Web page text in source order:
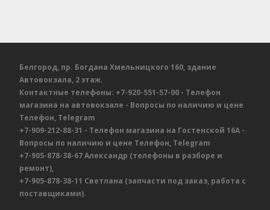
Белгород, пр. Богдана Хмельницкого 160, здание
Автовокзала, 2 этаж.
Контактные телефоны: +7-920-551-57-00 - Телефон
магазина на автовокзале - Вопросы по наличию и цене
Телефон, Telegram
+7-909-212-88-31 - Телефон магазина на Гостенской 16А -
Вопросы по наличию и цене Телефон, Telegram
+7-905-878-38-67Александр (телефоны в разборе и
ремонт),
+7-905-878-38-11 Светлана (запчасти под заказ, работа с
поставщиками).